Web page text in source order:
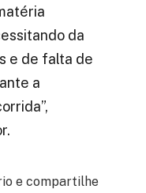
da
e de falta de
a
e compartilhe